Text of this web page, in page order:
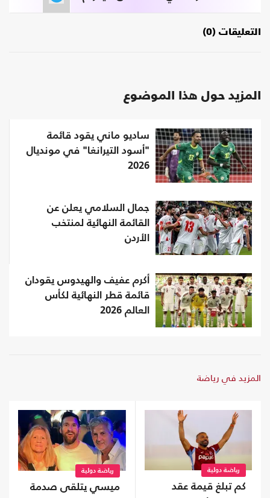
التعليقات (0)
المزيد حول هذا الموضوع
ساديو ماني يقود قائمة
"أسود التيرانغا" في مونديال
2026
جمال السلامي يعلن عن
القائمة النهائية لمنتخب
الأردن
أكرم عفيف والهيدوس يقودان
قائمة قطر النهائية لكأس
العالم 2026
المزيد في رياضة
رياضة دولية
كم تبلغ قيمة عقد
رياضة دولية
ميسي يتلقى صدمة